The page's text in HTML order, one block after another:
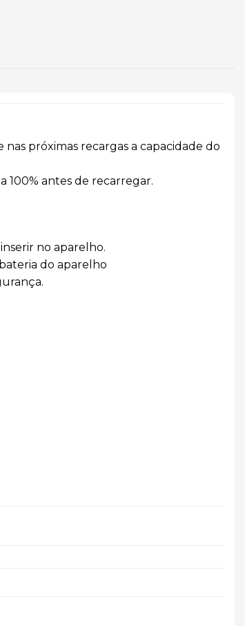
próximas recargas a capacidade do
100% antes de recarregar.
no aparelho.
do aparelho